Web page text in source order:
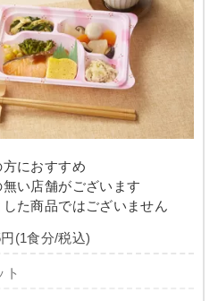
養素です。お弁当献立の一例と
、実際にご提供可能なメニュ
ご注意ください。
-
-
230㎎以下
550㎎以下
-
います。 ごはんセットでの栄養
方におすすめ
無い店舗がございます
した商品ではございません
(1食分/税込)
ト